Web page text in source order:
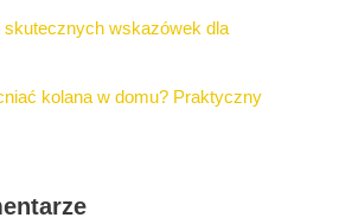
wskazówek dla
kolana w domu? Praktyczny